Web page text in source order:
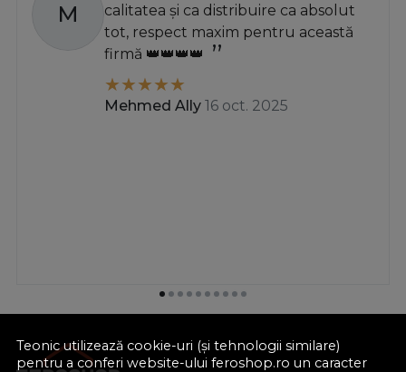
Teonic utilizează cookie-uri (și tehnologii similare)
pentru a conferi website-ului feroshop.ro un caracter
M
calitatea și ca distribuire ca absolut
tot, respect maxim pentru această
firmă 👑👑👑👑
Mehmed Ally 16 oct. 2025